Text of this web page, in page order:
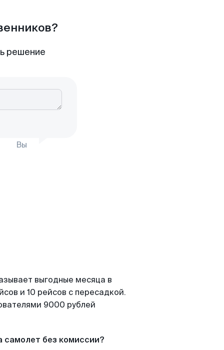
решение
Вы
выгодные месяца в
и 10 рейсов с пересадкой.
9000 рублей
самолет без комиссии?